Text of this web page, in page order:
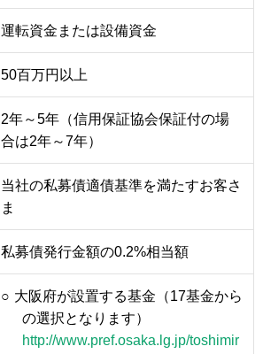
運転資金または設備資金
50百万円以上
2年～5年（信用保証協会保証付の場
合は2年～7年）
当社の私募債適債基準を満たすお客さ
ま
私募債発行金額の0.2%相当額
○ 大阪府が設置する基金（17基金から
の選択となります）
http://www.pref.osaka.lg.jp/toshimir